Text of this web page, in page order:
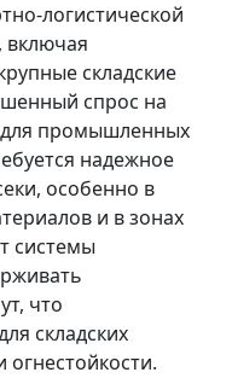
логистической
включая
складские
спрос на
промышленных
надежное
особенно в
и в зонах
системы
что
складских